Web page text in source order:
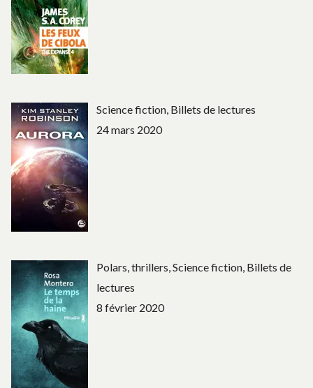
Science fiction, Billets de lectures
24 mars 2020
Polars, thrillers, Science fiction, Billets de
lectures
8 février 2020